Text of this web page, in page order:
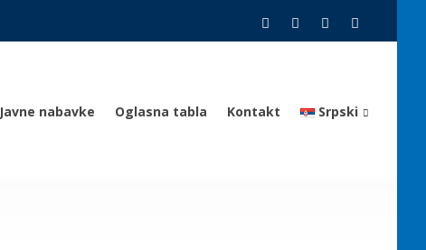
Javne nabavke Oglasna tabla Kontakt Srpski